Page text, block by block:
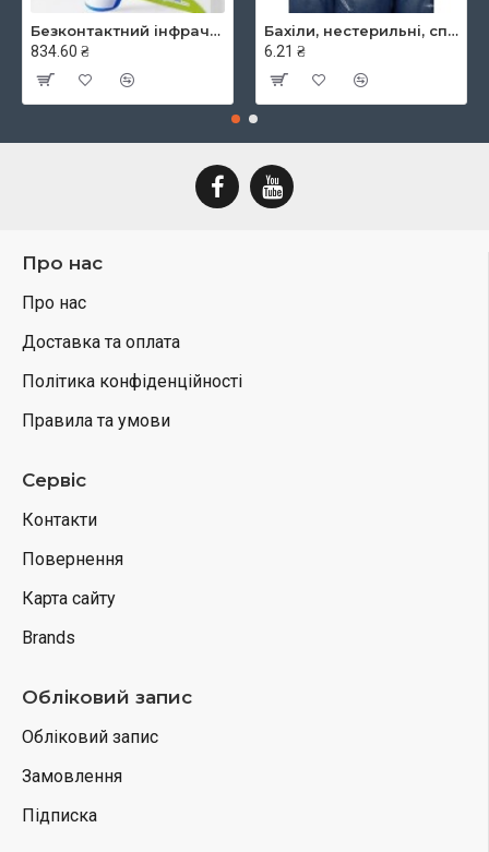
Безконтактний інфрачервоний термометр JXB-182, ТМ Berrcom
834.60 ₴
Бахіли, нестерильні, спанбонд, щільність - 30г/м2, середні, блакитні, ТМ Славна
6.21 ₴
Про нас
Про нас
Доставка та оплата
Політика конфіденційності
Правила та умови
Сервіс
Контакти
Повернення
Карта сайту
Brands
Обліковий запис
Обліковий запис
Замовлення
Підписка